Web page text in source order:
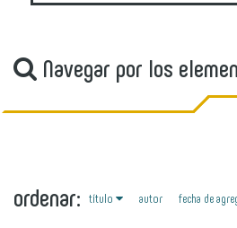
Navegar por los
ordenar: título autor fecha de